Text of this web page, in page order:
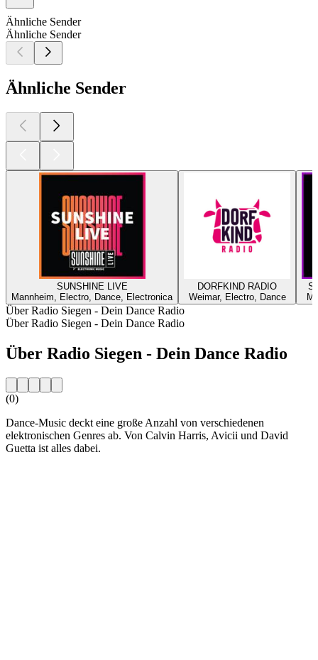
Ähnliche Sender
Ähnliche Sender
Ähnliche Sender
SUNSHINE LIVE
Mannheim, Electro, Dance, Electronica
DORFKIND RADIO
Weimar, Electro, Dance
Über Radio Siegen - Dein Dance Radio
Über Radio Siegen - Dein Dance Radio
Über Radio Siegen - Dein Dance Radio
(0)
Dance-Music deckt eine große Anzahl von verschiedenen
elektronischen Genres ab. Von Calvin Harris, Avicii und David
Guetta ist alles dabei.